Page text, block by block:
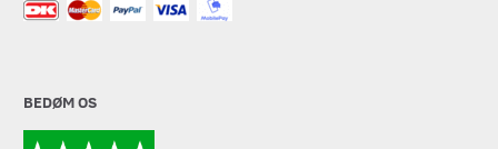
BEDØM OS